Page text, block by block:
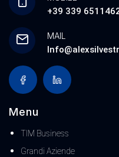
+39 339
MAIL
Menu
TIM Business
Grandi Aziende